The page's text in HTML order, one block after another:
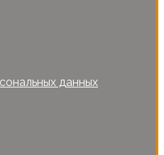
данных